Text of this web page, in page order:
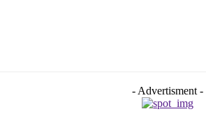
- Advertisment -